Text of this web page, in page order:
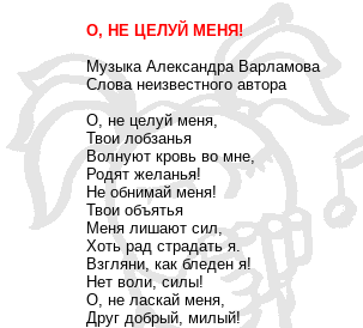
О, НЕ ЦЕЛУЙ МЕНЯ!
Музыка Александра Варламова
Слова неизвестного автора
О, не целуй меня,
Твои лобзанья
Волнуют кровь во мне,
Родят желанья!
Не обнимай меня!
Твои объятья
Меня лишают сил,
Хоть рад страдать я.
Взгляни, как бледен я!
Нет воли, силы!
О, не ласкай меня,
Друг добрый, милый!